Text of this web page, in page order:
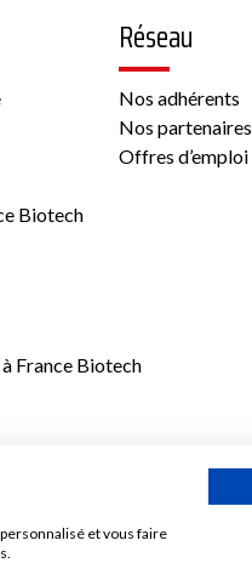
Biotech
Réseau
Nos adhérents
Nos partenaires
Offres d’emploi
à France Biotech
et vous faire